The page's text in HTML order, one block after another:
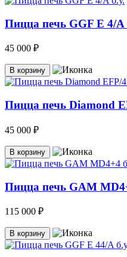
Пицца печь GGF E 4/A
45 000 ₽
В корзину
Пицца печь Diamond
45 000 ₽
В корзину
Пицца печь GAM
115 000 ₽
В корзину